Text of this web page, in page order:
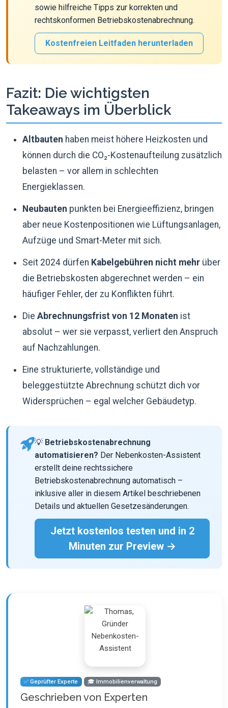
sowie hilfreiche Tipps zur korrekten und
rechtskonformen Betriebskostenabrechnung.
Kostenfreien Leitfaden herunterladen
Fazit: Die wichtigsten
Takeaways im Überblick
Altbauten haben meist höhere Heizkosten und
können durch die CO₂-Kostenaufteilung zusätzlich
belasten – vor allem in schlechten
Energieklassen.
Neubauten punkten bei Energieeffizienz, bringen
aber neue Kostenpositionen wie Lüftungsanlagen,
Aufzüge und Smart-Meter mit sich.
Seit 2024 dürfen Kabelgebühren nicht mehr über
die Betriebskosten abgerechnet werden – ein
häufiger Fehler, der zu Konflikten führt.
Die Abrechnungsfrist von 12 Monaten ist
absolut – wer sie verpasst, verliert den Anspruch
auf Nachzahlungen.
Eine strukturierte, vollständige und
beleggestützte Abrechnung schützt dich vor
Widersprüchen – egal welcher Gebäudetyp.
💡 Betriebskostenabrechnung
automatisieren? Der Nebenkosten-Assistent
erstellt deine rechtssichere
Betriebskostenabrechnung automatisch –
inklusive aller in diesem Artikel beschriebenen
Details und aktuellen Gesetzesänderungen.
Jetzt kostenlos testen und in 2
Minuten zur Preview →
✅ Geprüfter Experte 🎓 Immobilienverwaltung
Geschrieben von Experten